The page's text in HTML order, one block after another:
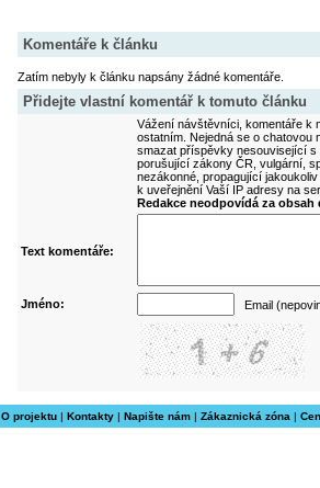
Komentáře k článku
Zatím nebyly k článku napsány žádné komentáře.
Přidejte vlastní komentář k tomuto článku
Vážení návštěvníci, komentáře k
ostatním. Nejedná se o
smazat příspěvky nesouvisející
porušující zákony ČR, vulgární,
nezákonné, propagující
k uveřejnění Vaší IP adresy na
Redakce neodpovídá za
Text komentáře:
Jméno: Email
O projektu| Kontakty| Napište nám| Zákaznická zóna |